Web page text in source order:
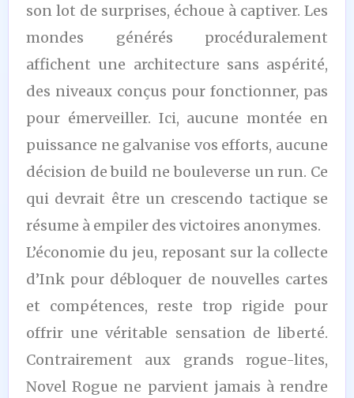
son lot de surprises, échoue à captiver. Les
mondes générés procéduralement
affichent une architecture sans aspérité,
des niveaux conçus pour fonctionner, pas
pour émerveiller. Ici, aucune montée en
puissance ne galvanise vos efforts, aucune
décision de build ne bouleverse un run. Ce
qui devrait être un crescendo tactique se
résume à empiler des victoires anonymes.
L’économie du jeu, reposant sur la collecte
d’Ink pour débloquer de nouvelles cartes
et compétences, reste trop rigide pour
offrir une véritable sensation de liberté.
Contrairement aux grands rogue-lites,
Novel Rogue ne parvient jamais à rendre